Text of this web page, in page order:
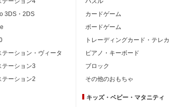
3DS・2DS
テーション・ヴィータ
テーション3
テーション2
カードゲーム
ボードゲーム
トレーディングカード・テレカ
ピアノ・キーボード
ブロック
その他のおもちゃ
キッズ・ベビー・ マタニティ